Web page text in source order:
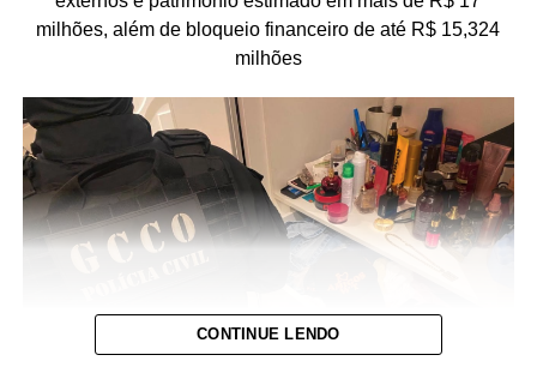
milhões, além de bloqueio financeiro de até R$ 15,324
milhões
CONTINUE LENDO